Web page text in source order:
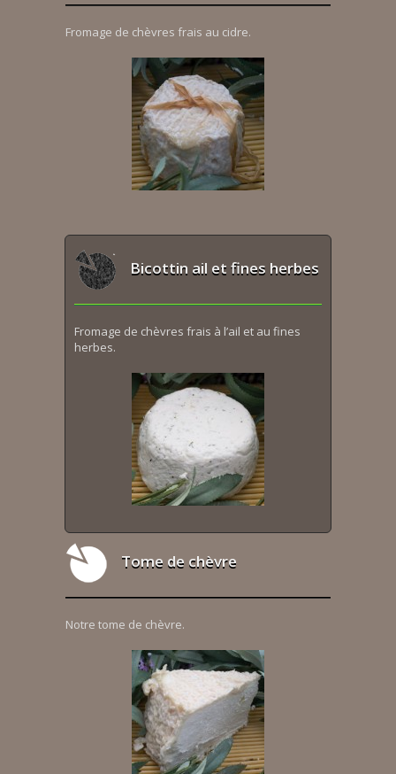
Fromage de chèvres frais au cidre.
Bicottin ail et fines herbes
Fromage de chèvres frais à l’ail et au fines
herbes.
Tome de chèvre
Notre tome de chèvre.